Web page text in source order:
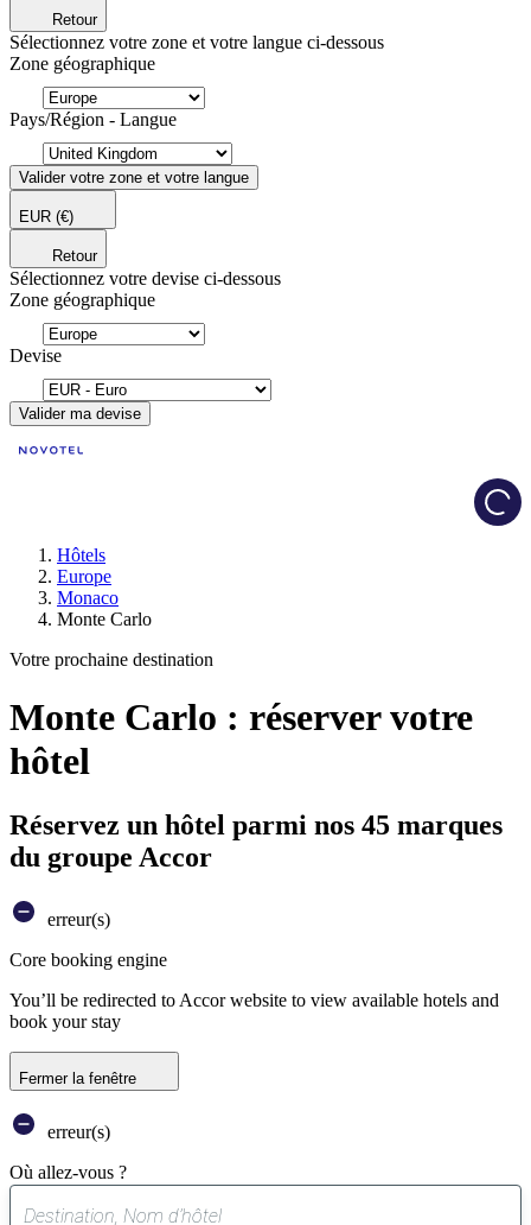
Retour
Sélectionnez votre zone et votre langue ci-dessous
Zone géographique
Pays/Région - Langue
Valider votre zone et votre langue
EUR (€)
Retour
Sélectionnez votre devise ci-dessous
Zone géographique
Devise
Valider ma devise
Hôtels
Europe
Monaco
Monte Carlo
Votre prochaine destination
Monte Carlo : réserver votre
hôtel
Réservez un hôtel parmi nos 45 marques
du groupe Accor
erreur(s)
Core booking engine
You’ll be redirected to Accor website to view available hotels and
book your stay
Fermer la fenêtre
erreur(s)
Où allez-vous ?